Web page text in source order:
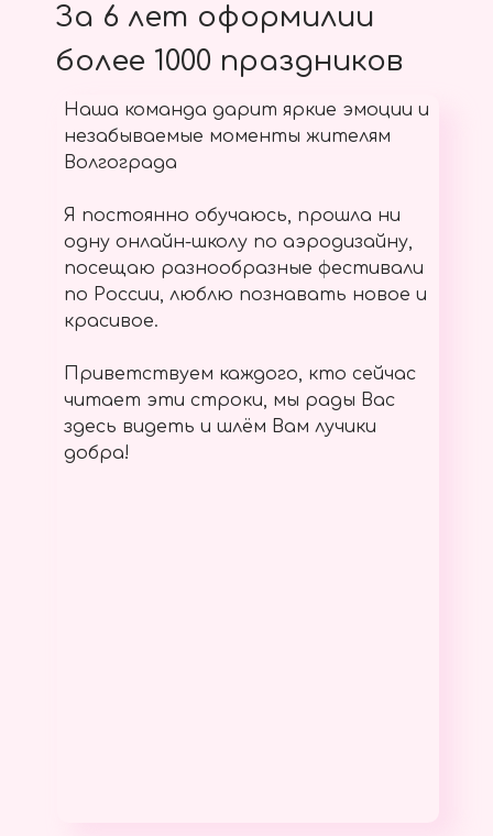
За 6 лет оформилии
более 1000 праздников
Наша команда дарит яркие эмоции и
незабываемые моменты жителям
Волгограда
Я постоянно обучаюсь, прошла ни
одну онлайн-школу по аэродизайну,
посещаю разнообразные фестивали
по России, люблю познавать новое и
красивое.
Приветствуем каждого, кто сейчас
читает эти строки, мы рады Вас
здесь видеть и шлём Вам лучики
добра!